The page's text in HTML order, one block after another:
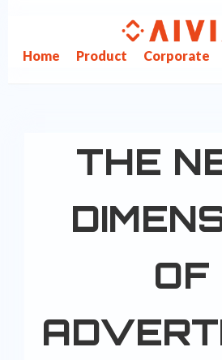
Home Product Corporate
THE
OF